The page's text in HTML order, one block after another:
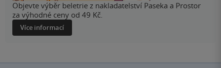
Objevte výběr beletrie z nakladatelství Paseka a Prostor
za výhodné ceny od 49 Kč.
Více informací